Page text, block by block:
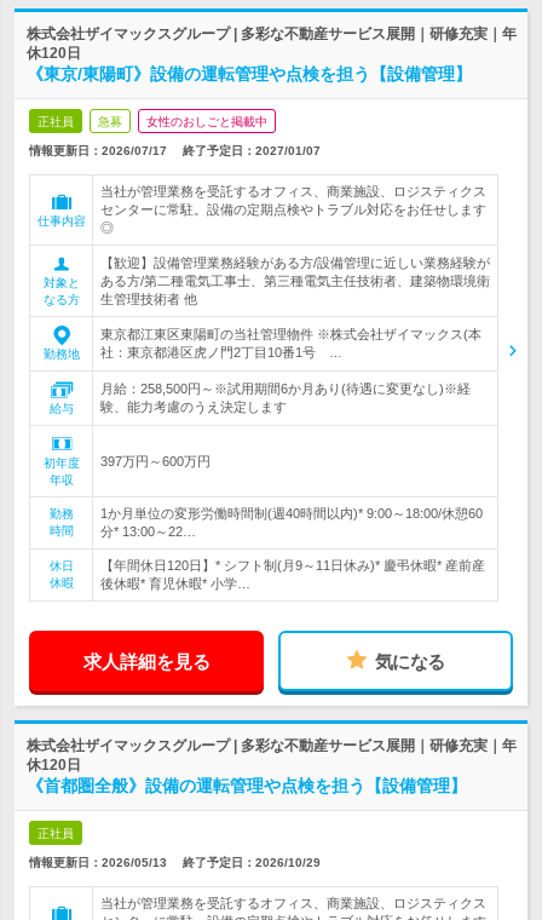
株式会社ザイマックスグループ | 多彩な不動産サービス展開｜研修充実｜年
休120日
《東京/東陽町》設備の運転管理や点検を担う【設備管理】
正社員 急募 女性のおしごと掲載中
情報更新日：2026/07/17 終了予定日： 2027/01/07
仕事内容
当社が管理業務を受託するオフィス、商業施設、ロジスティクス
センターに常駐。設備の定期点検やトラブル対応をお任せします
◎
対象と
なる方
【歓迎】設備管理業務経験がある方/設備管理に近しい業務経験が
ある方/第二種電気工事士、第三種電気主任技術者、建築物環境衛
生管理技術者 他
勤務地
東京都江東区東陽町の当社管理物件 ※株式会社ザイマックス(本
社：東京都港区虎ノ門2丁目10番1号 …
給与
月給：258,500円～※試用期間6か月あり(待遇に変更なし)※経
験、能力考慮のうえ決定します
初年度
年収
397万円～600万円
勤務
時間
1か月単位の変形労働時間制(週40時間以内)* 9:00～18:00/休憩60
分* 13:00～22…
休日
休暇
【年間休日120日】* シフト制(月9～11日休み)* 慶弔休暇* 産前産
後休暇* 育児休暇* 小学…
求人詳細を見る 気になる
株式会社ザイマックスグループ | 多彩な不動産サービス展開｜研修充実｜年
休120日
《首都圏全般》設備の運転管理や点検を担う【設備管理】
正社員
情報更新日：2026/05/13 終了予定日： 2026/10/29
当社が管理業務を受託するオフィス、商業施設、ロジスティクス